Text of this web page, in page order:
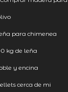
para chimenea
kg de leña
y encina
cerca de mi